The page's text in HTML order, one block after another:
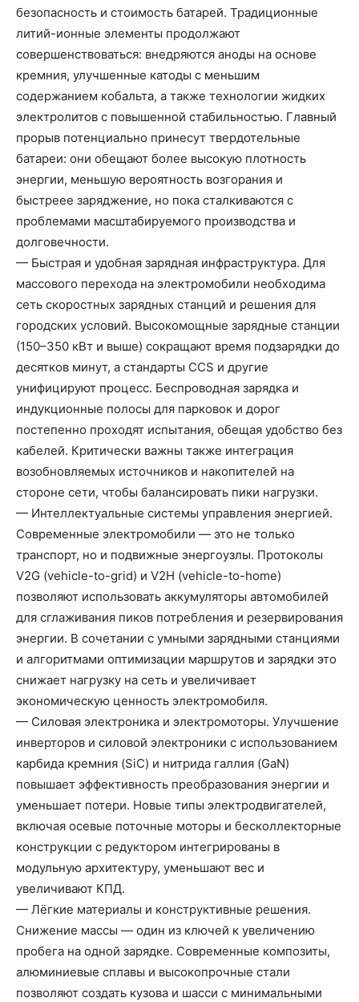
безопасность и стоимость батарей. Традиционные
литий-ионные элементы продолжают
совершенствоваться: внедряются аноды на основе
кремния, улучшенные катоды с меньшим
содержанием кобальта, а также технологии жидких
электролитов с повышенной стабильностью. Главный
прорыв потенциально принесут твердотельные
батареи: они обещают более высокую плотность
энергии, меньшую вероятность возгорания и
быстреее заряджение, но пока сталкиваются с
проблемами масштабируемого производства и
долговечности.
— Быстрая и удобная зарядная инфраструктура. Для
массового перехода на электромобили необходима
сеть скоростных зарядных станций и решения для
городских условий. Высокомощные зарядные станции
(150–350 кВт и выше) сокращают время подзарядки до
десятков минут, а стандарты CCS и другие
унифицируют процесс. Беспроводная зарядка и
индукционные полосы для парковок и дорог
постепенно проходят испытания, обещая удобство без
кабелей. Критически важны также интеграция
возобновляемых источников и накопителей на
стороне сети, чтобы балансировать пики нагрузки.
— Интеллектуальные системы управления энергией.
Современные электромобили — это не только
транспорт, но и подвижные энергоузлы. Протоколы
V2G (vehicle-to-grid) и V2H (vehicle-to-home)
позволяют использовать аккумуляторы автомобилей
для сглаживания пиков потребления и резервирования
энергии. В сочетании с умными зарядными станциями
и алгоритмами оптимизации маршрутов и зарядки это
снижает нагрузку на сеть и увеличивает
экономическую ценность электромобиля.
— Силовая электроника и электромоторы. Улучшение
инверторов и силовой электроники с использованием
карбида кремния (SiC) и нитрида галлия (GaN)
повышает эффективность преобразования энергии и
уменьшает потери. Новые типы электродвигателей,
включая осевые поточные моторы и бесколлекторные
конструкции с редуктором интегрированы в
модульную архитектуру, уменьшают вес и
увеличивают КПД.
— Лёгкие материалы и конструктивные решения.
Снижение массы — один из ключей к увеличению
пробега на одной зарядке. Современные композиты,
алюминиевые сплавы и высокопрочные стали
позволяют создать кузова и шасси с минимальными